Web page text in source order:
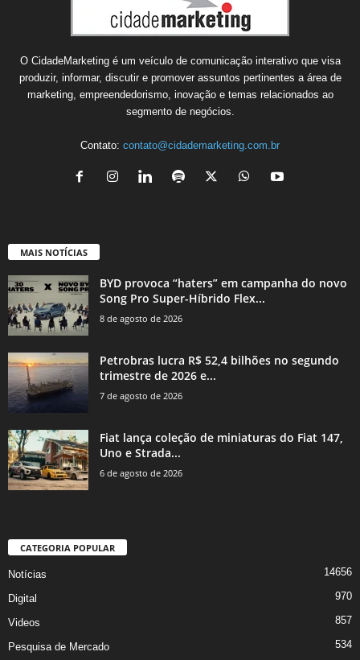
O CidadeMarketing é um veículo de comunicação interativo que visa
produzir, informar, discutir e promover assuntos pertinentes a área de
marketing, empreendedorismo, inovação e temas relacionados ao
segmento de negócios.
Contato: contato@cidademarketing.com.br
MAIS NOTÍCIAS
BYD provoca “haters” em campanha do novo
Song Pro Super-Híbrido Flex...
8 de agosto de 2026
Petrobras lucra R$ 52,4 bilhões no segundo
trimestre de 2026 e...
7 de agosto de 2026
Fiat lança coleção de miniaturas do Fiat 147,
Uno e Strada...
6 de agosto de 2026
CATEGORIA POPULAR
Notícias 14656
Digital 970
Videos 857
Pesquisa de Mercado 534